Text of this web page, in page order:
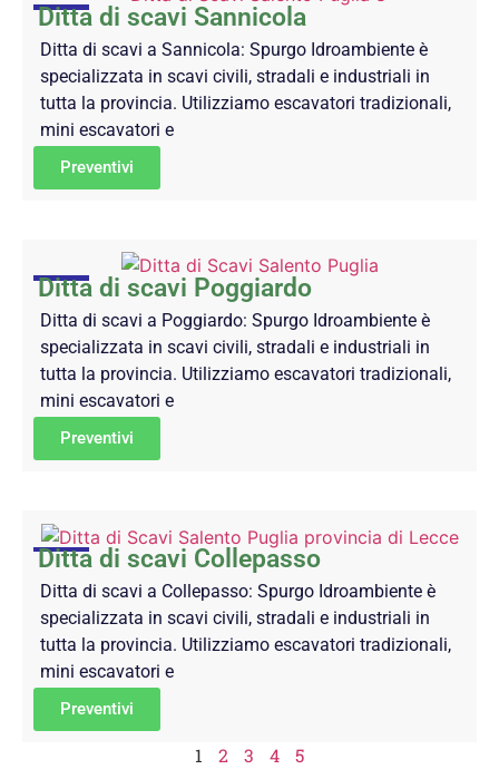
Ditta di scavi Sannicola
Ditta di scavi a Sannicola: Spurgo Idroambiente è
specializzata in scavi civili, stradali e industriali in
tutta la provincia. Utilizziamo escavatori tradizionali,
mini escavatori e
Preventivi
Ditta di scavi Poggiardo
Ditta di scavi a Poggiardo: Spurgo Idroambiente è
specializzata in scavi civili, stradali e industriali in
tutta la provincia. Utilizziamo escavatori tradizionali,
mini escavatori e
Preventivi
Ditta di scavi Collepasso
Ditta di scavi a Collepasso: Spurgo Idroambiente è
specializzata in scavi civili, stradali e industriali in
tutta la provincia. Utilizziamo escavatori tradizionali,
mini escavatori e
Preventivi
1 2 3 4 5